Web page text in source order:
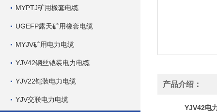
MYPTJ矿用橡套电缆
UGEFP露天矿用橡套电缆
MYJV矿用电力电缆
YJV42钢丝铠装电力电缆
YJV22铠装电力电缆
YJV交联电力电缆
产品介绍：
YJV42电